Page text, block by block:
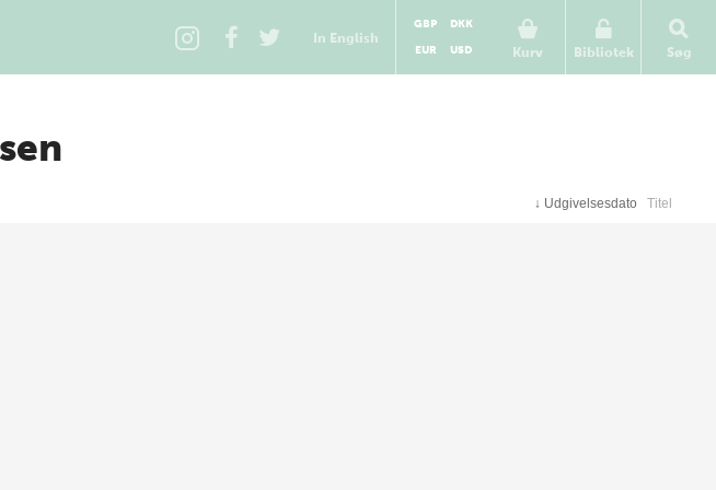
In English
Kurv
GBP
DKK
EUR
USD Bibliotek Søg
↓ Udgivelsesdato Titel